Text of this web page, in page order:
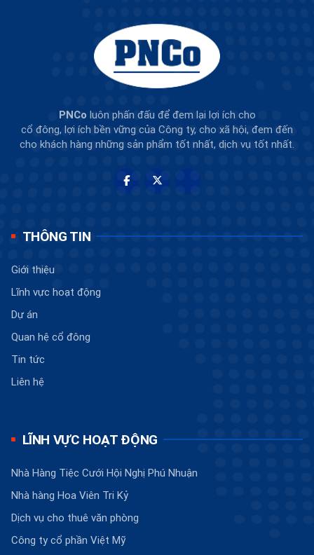
PNCo luôn phấn đấu để đem lại lợi ích cho
cổ đông, lợi ích bền vững của Công ty, cho xã hội, đem đến
cho khách hàng những sản phẩm tốt nhất, dịch vụ tốt nhất.
THÔNG TIN
Giới thiệu
Lĩnh vực hoạt động
Dự án
Quan hệ cổ đông
Tin tức
Liên hệ
LĨNH VỰC HOẠT ĐỘNG
Nhà Hàng Tiệc Cưới Hội Nghị Phú Nhuận
Nhà hàng Hoa Viên Tri Kỷ
Dịch vụ cho thuê văn phòng
Công ty cổ phần Việt Mỹ